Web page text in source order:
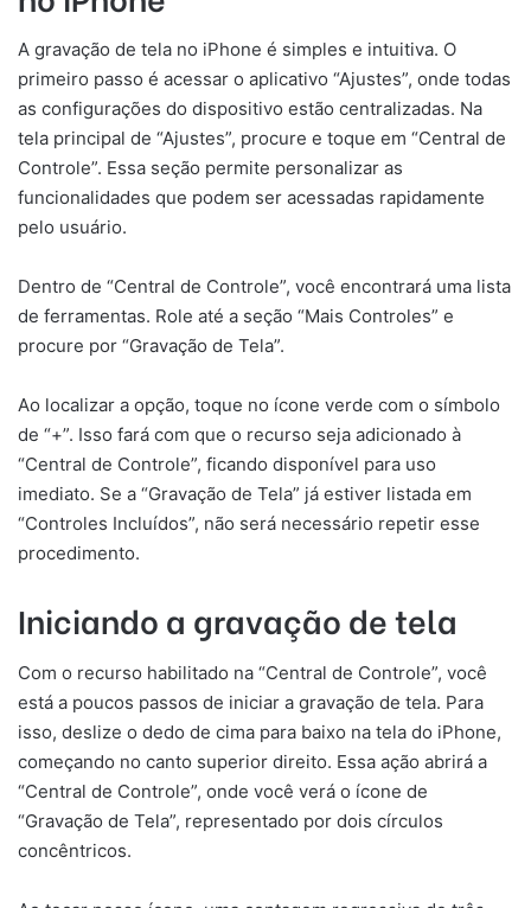
A gravação de tela no iPhone é simples e intuitiva. O
primeiro passo é acessar o aplicativo “Ajustes”, onde todas
as configurações do dispositivo estão centralizadas. Na
tela principal de “Ajustes”, procure e toque em “Central de
Controle”. Essa seção permite personalizar as
funcionalidades que podem ser acessadas rapidamente
pelo usuário.
Dentro de “Central de Controle”, você encontrará uma lista
de ferramentas. Role até a seção “Mais Controles” e
procure por “Gravação de Tela”.
Ao localizar a opção, toque no ícone verde com o símbolo
de “+”. Isso fará com que o recurso seja adicionado à
“Central de Controle”, ficando disponível para uso
imediato. Se a “Gravação de Tela” já estiver listada em
“Controles Incluídos”, não será necessário repetir esse
procedimento.
Iniciando a gravação de tela
Com o recurso habilitado na “Central de Controle”, você
está a poucos passos de iniciar a gravação de tela. Para
isso, deslize o dedo de cima para baixo na tela do iPhone,
começando no canto superior direito. Essa ação abrirá a
“Central de Controle”, onde você verá o ícone de
“Gravação de Tela”, representado por dois círculos
concêntricos.